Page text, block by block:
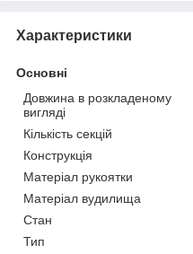
Характеристики
Основні
Довжина в розкладеному
вигляді
Кількість секцій
Конструкція
Матеріал рукоятки
Матеріал вудилища
Стан
Тип